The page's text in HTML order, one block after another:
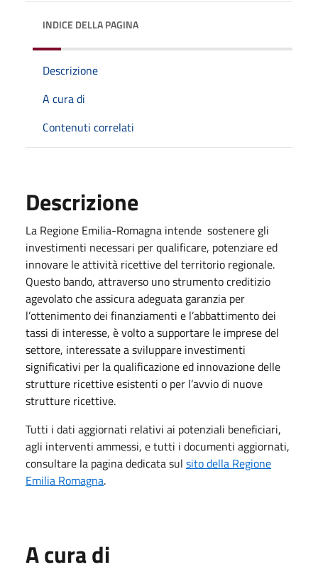
INDICE DELLA PAGINA
Descrizione
A cura di
Contenuti correlati
Descrizione
La Regione Emilia-Romagna intende sostenere gli
investimenti necessari per qualificare, potenziare ed
innovare le attività ricettive del territorio regionale.
Questo bando, attraverso uno strumento creditizio
agevolato che assicura adeguata garanzia per
l’ottenimento dei finanziamenti e l’abbattimento dei
tassi di interesse, è volto a supportare le imprese del
settore, interessate a sviluppare investimenti
significativi per la qualificazione ed innovazione delle
strutture ricettive esistenti o per l’avvio di nuove
strutture ricettive.
Tutti i dati aggiornati relativi ai potenziali beneficiari,
agli interventi ammessi, e tutti i documenti aggiornati,
consultare la pagina dedicata sul sito della Regione
Emilia Romagna.
A cura di